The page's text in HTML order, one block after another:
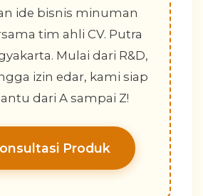
ide bisnis minuman
tim ahli CV. Putra
Mulai dari R&D,
izin edar, kami siap
dari A sampai Z!
Produk